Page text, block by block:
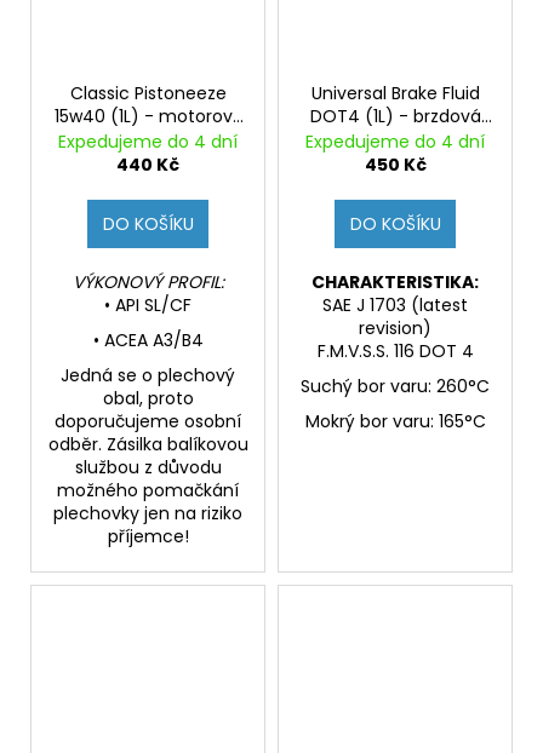
Classic Pistoneeze
15w40 (1L) - motorový
minerální olej pro
youngtimery
Expedujeme do 4 dní
440 Kč
DO KOŠÍKU
VÝKONOVÝ PROFIL:
• API SL/CF
• ACEA A3/B4
Jedná se o plechový
obal, proto
doporučujeme osobní
odběr. Zásilka balíkovou
službou z důvodu
možného pomačkání
plechovky jen na riziko
příjemce!
Universal Brake Fluid
DOT4 (1L) - brzdová
kapalina, DOT4,
vhodná pro ABS
Expedujeme do 4 dní
450 Kč
DO KOŠÍKU
CHARAKTERISTIKA:
SAE J 1703 (latest
revision)
F.M.V.S.S. 116 DOT 4
Suchý bor varu: 260°C
Mokrý bor varu: 165°C